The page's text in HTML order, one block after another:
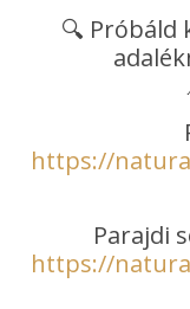
🔍 Próbáld
https://
Parajdi
https://